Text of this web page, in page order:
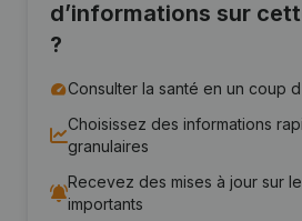
d’informations sur
?
Consulter la santé en un coup
Choisissez des informations
granulaires
Recevez des mises à jour sur
importants